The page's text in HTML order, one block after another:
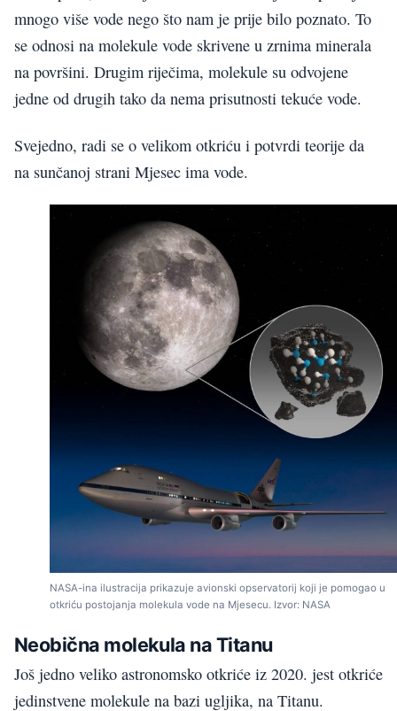
mnogo više vode nego što nam je prije bilo poznato. To
se odnosi na molekule vode skrivene u zrnima minerala
na površini. Drugim riječima, molekule su odvojene
jedne od drugih tako da nema prisutnosti tekuće vode.
Svejedno, radi se o velikom otkriću i potvrdi teorije da
na sunčanoj strani Mjesec ima vode.
NASA-ina ilustracija prikazuje avionski opservatorij koji je pomogao u
otkriću postojanja molekula vode na Mjesecu. Izvor: NASA
Neobična molekula na Titanu
Još jedno veliko astronomsko otkriće iz 2020. jest otkriće
jedinstvene molekule na bazi ugljika, na Titanu.